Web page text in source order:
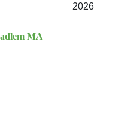
2026
MA